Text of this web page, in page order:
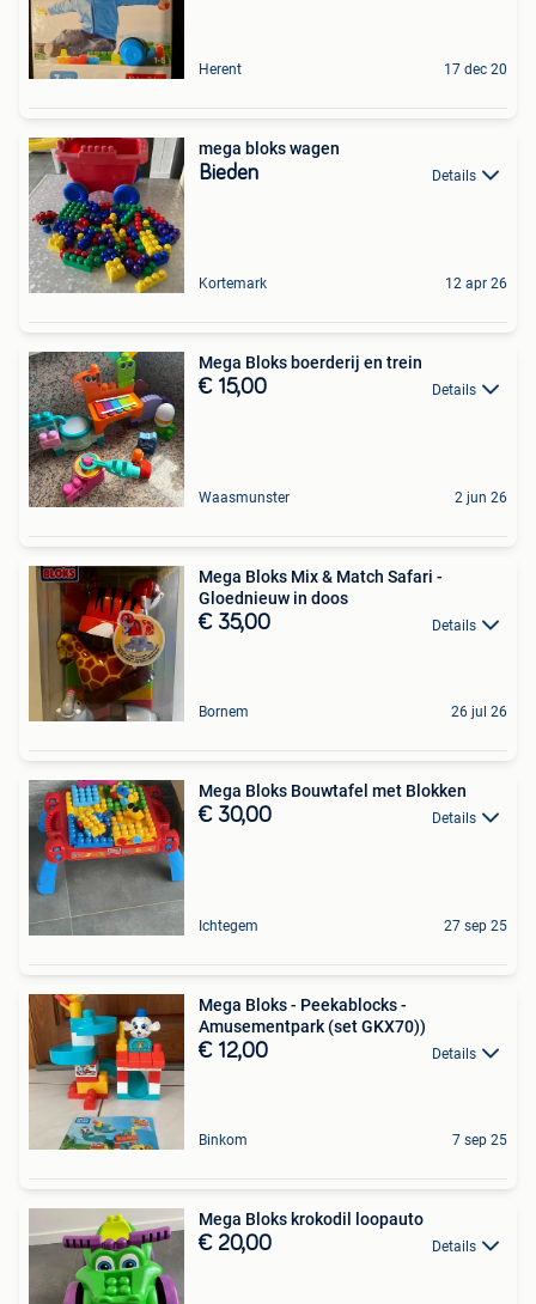
Herent 17 dec 20
mega bloks wagen
Bieden Details
Kortemark 12 apr 26
Mega Bloks boerderij en trein
€ 15,00 Details
Waasmunster 2 jun 26
Mega Bloks Mix & Match Safari -
Gloednieuw in doos
€ 35,00 Details
Bornem 26 jul 26
Mega Bloks Bouwtafel met Blokken
€ 30,00 Details
Ichtegem 27 sep 25
Mega Bloks - Peekablocks -
Amusementpark (set GKX70))
€ 12,00 Details
Binkom 7 sep 25
Mega Bloks krokodil loopauto
€ 20,00 Details